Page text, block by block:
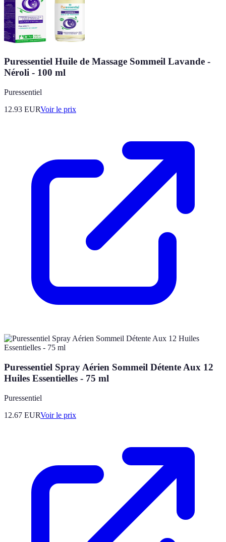
Puressentiel Huile de Massage Sommeil Lavande -
Néroli - 100 ml
Puressentiel
12.93 EURVoir le prix
Puressentiel Spray Aérien Sommeil Détente Aux 12
Huiles Essentielles - 75 ml
Puressentiel
12.67 EURVoir le prix